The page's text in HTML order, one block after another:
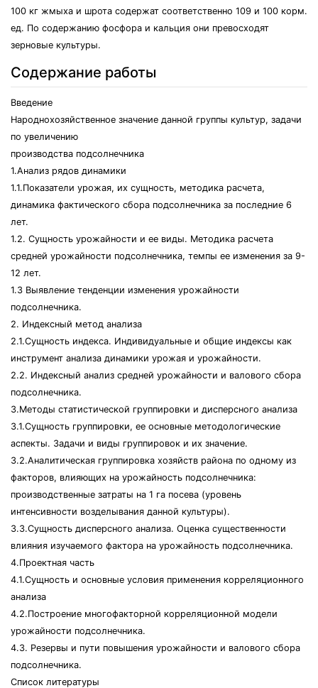
100 кг жмыха и шрота содержат соответственно 109 и 100 корм.
ед. По содержанию фосфора и кальция они превосходят
зерновые культуры.
Содержание работы
Введение
Народнохозяйственное значение данной группы культур, задачи
по увеличению
производства подсолнечника
1.Анализ рядов динамики
1.1.Показатели урожая, их сущность, методика расчета,
динамика фактического сбора подсолнечника за последние 6
лет.
1.2. Сущность урожайности и ее виды. Методика расчета
средней урожайности подсолнечника, темпы ее изменения за 9-
12 лет.
1.3 Выявление тенденции изменения урожайности
подсолнечника.
2. Индексный метод анализа
2.1.Сущность индекса. Индивидуальные и общие индексы как
инструмент анализа динамики урожая и урожайности.
2.2. Индексный анализ средней урожайности и валового сбора
подсолнечника.
З.Методы статистической группировки и дисперсного анализа
3.1.Сущность группировки, ее основные методологические
аспекты. Задачи и виды группировок и их значение.
3.2.Аналитическая группировка хозяйств района по одному из
факторов, влияющих на урожайность подсолнечника:
производственные затраты на 1 га посева (уровень
интенсивности возделывания данной культуры).
3.3.Сущность дисперсного анализа. Оценка существенности
влияния изучаемого фактора на урожайность подсолнечника.
4.Проектная часть
4.1.Сущность и основные условия применения корреляционного
анализа
4.2.Построение многофакторной корреляционной модели
урожайности подсолнечника.
4.3. Резервы и пути повышения урожайности и валового сбора
подсолнечника.
Список литературы